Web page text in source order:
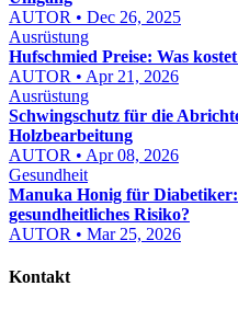
AUTOR • Dec 26, 2025
Ausrüstung
Hufschmied Preise: Was
AUTOR • Apr 21, 2026
Ausrüstung
Schwingschutz für die
Holzbearbeitung
AUTOR • Apr 08, 2026
Gesundheit
Manuka Honig für
gesundheitliches Risiko?
AUTOR • Mar 25, 2026
Kontakt